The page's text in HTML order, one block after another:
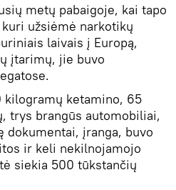
metų pabaigoje, kai tapo
užsiėmė narkotikų
laivais į Europą,
įtarimų, jie buvo
kilogramų ketamino, 65
trys brangūs automobiliai,
įranga, buvo
ir keli nekilnojamojo
siekia 500 tūkstančių